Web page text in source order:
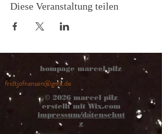
Diese Veranstaltung teilen
hompage marcel pilz
fridtjofnansen@gmx.de
© 2026marcel pilz
erstellt mit Wix.com
impressum/datenschut
z